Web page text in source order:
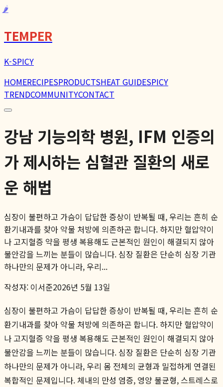
🌶️
TEMPER
K-SPICY
HOMERECIPESPRODUCTSHEAT GUIDESPICY
TRENDCOMMUNITYCONTACT
강남 기능의학 병원, IFM 인증의
가 제시하는 심혈관 질환의 새로
운 해법
심장이 불편하고 가슴이 답답한 증상이 반복될 때, 우리는 흔히 순
환기내과를 찾아 약물 처방에 의존하곤 합니다. 하지만 혈압약이
나 고지혈증 약을 평생 복용해도 근본적인 원인이 해결되지 않아
불안감을 느끼는 분들이 많습니다. 심장 질환은 단순히 심장 기관
하나만의 문제가 아니라, 우리...
작성자: 이서준2026년 5월 13일
심장이 불편하고 가슴이 답답한 증상이 반복될 때, 우리는 흔히 순
환기내과를 찾아 약물 처방에 의존하곤 합니다. 하지만 혈압약이
나 고지혈증 약을 평생 복용해도 근본적인 원인이 해결되지 않아
불안감을 느끼는 분들이 많습니다. 심장 질환은 단순히 심장 기관
하나만의 문제가 아니라, 우리 몸 전체의 균형과 밀접하게 연결된
복합적인 문제입니다. 체내의 만성 염증, 영양 불균형, 스트레스로